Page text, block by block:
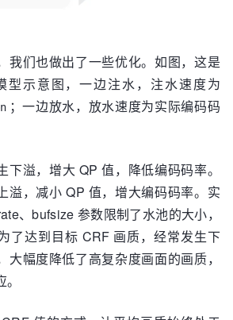
我们也做出了一些优化。如图，这是
型示意图，一边注水，注水速度为
；一边放水，放水速度为实际编码码
下溢，增大 QP 值，降低编码码率。
溢，减小 QP 值，增大编码码率。实
、bufsize 参数限制了水池的大小，
了达到目标 CRF 画质，经常发生下
大幅度降低了高复杂度画面的画质，